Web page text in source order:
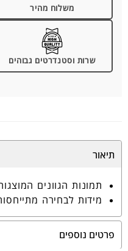
משלוח מהיר
שרות וסטנדרטים גבוהים
תיאור
תמונות הגוונים
מידות לבחירה
פרטים נוספים